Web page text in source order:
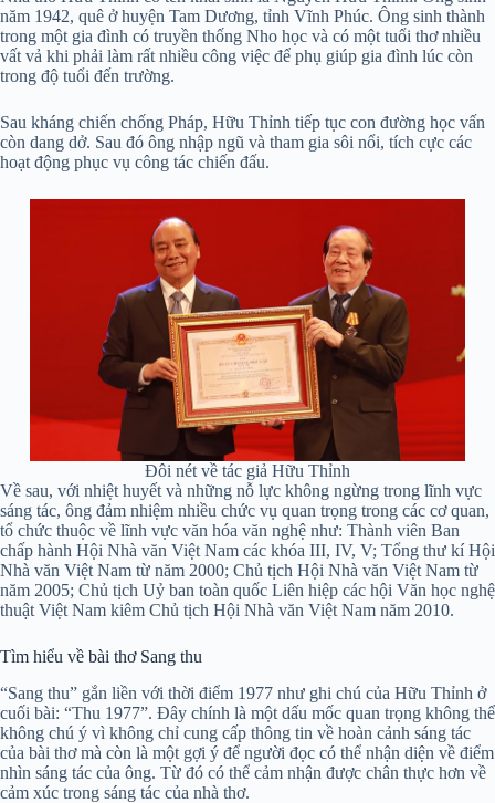
năm 1942, quê ở huyện Tam Dương, tỉnh Vĩnh Phúc. Ông sinh thành
trong một gia đình có truyền thống Nho học và có một tuổi thơ nhiều
vất vả khi phải làm rất nhiều công việc để phụ giúp gia đình lúc còn
trong độ tuổi đến trường.
Sau kháng chiến chống Pháp, Hữu Thỉnh tiếp tục con đường học vấn
còn dang dở. Sau đó ông nhập ngũ và tham gia sôi nổi, tích cực các
hoạt động phục vụ công tác chiến đấu.
Đôi nét về tác giả Hữu Thỉnh
Về sau, với nhiệt huyết và những nỗ lực không ngừng trong lĩnh vực
sáng tác, ông đảm nhiệm nhiều chức vụ quan trọng trong các cơ quan,
tổ chức thuộc về lĩnh vực văn hóa văn nghệ như: Thành viên Ban
chấp hành Hội Nhà văn Việt Nam các khóa III, IV, V; Tổng thư kí Hội
Nhà văn Việt Nam từ năm 2000; Chủ tịch Hội Nhà văn Việt Nam từ
năm 2005; Chủ tịch Uỷ ban toàn quốc Liên hiệp các hội Văn học nghệ
thuật Việt Nam kiêm Chủ tịch Hội Nhà văn Việt Nam năm 2010.
Tìm hiểu về bài thơ Sang thu
“Sang thu” gắn liền với thời điểm 1977 như ghi chú của Hữu Thỉnh ở
cuối bài: “Thu 1977”. Đây chính là một dấu mốc quan trọng không thể
không chú ý vì không chỉ cung cấp thông tin về hoàn cảnh sáng tác
của bài thơ mà còn là một gợi ý để người đọc có thể nhận diện về điểm
nhìn sáng tác của ông. Từ đó có thể cảm nhận được chân thực hơn về
cảm xúc trong sáng tác của nhà thơ.